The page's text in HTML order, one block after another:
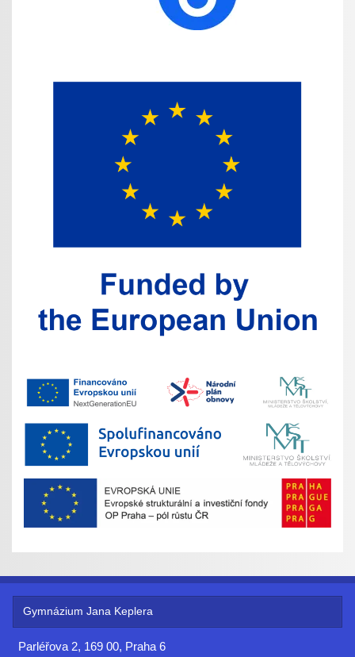
Gymnázium Jana Keplera
Parléřova 2, 169 00, Praha 6